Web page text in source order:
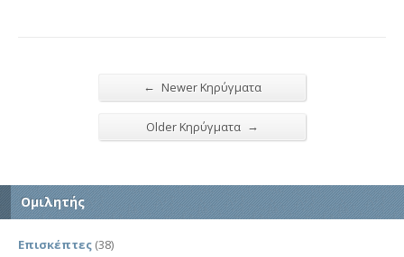
← Newer Κηρύγματα
Older Κηρύγματα →
Ομιλητής
Επισκέπτες (38)